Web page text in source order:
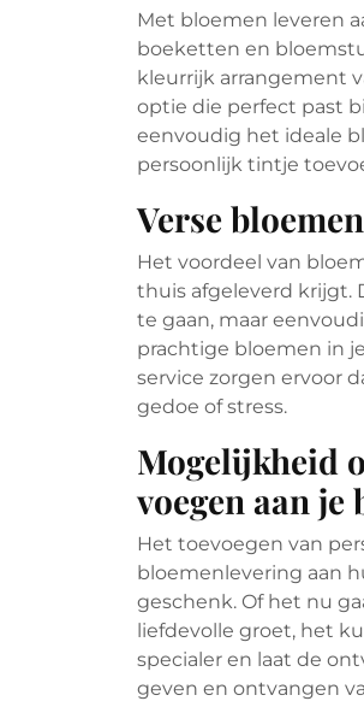
Met bloemen leveren
boeketten en
kleurrijk arrangement
optie die perfect past
eenvoudig het ideale
persoonlijk tintje
Verse
Het voordeel van
thuis afgeleverd krijgt.
te gaan, maar
prachtige bloemen in
service zorgen ervoor
gedoe of stress.
Mogelijkheid
voegen aan je
Het toevoegen van
bloemenlevering aan
geschenk. Of het nu
liefdevolle groet, het
specialer en laat de
geven en ontvangen